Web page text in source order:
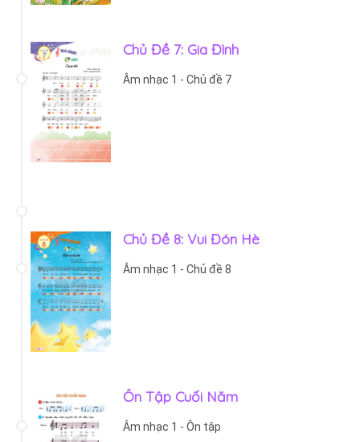
Chủ Đề 7: Gia Đình
Âm nhạc 1 - Chủ đề 7
Chủ Đề 8: Vui Đón Hè
Âm nhạc 1 - Chủ đề 8
Ôn Tập Cuối Năm
Âm nhạc 1 - Ôn tập